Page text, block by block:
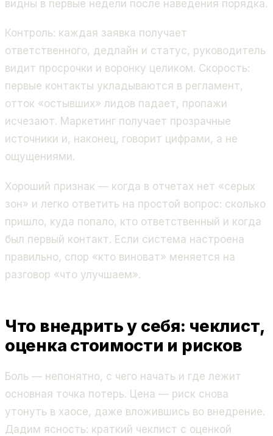
видны в первые недели после наведения порядка.
Контроль: каждая заявка получает
ответственного, дедлайн и статус, руководитель
видит просрочки и воронку целиком. Скорость:
первые контакты укладываются в регламент,
отток «остывших» лидов падает, пропажи
исчезают. Маркетинг получает прозрачные
источники и, наконец, говорит цифрами, а не
ощущениями.
Хороший признак — когда в отчетах нет «серых
зон» и легко ответить на простой вопрос: сколько
пришло, куда попало, кто ответственный и когда
был первый контакт. Если система настроена
правильно, спор «кто виноват» меняется на
разговор «что улучшаем».
Что внедрить у себя: чеклист,
оценка стоимости и рисков
Боль — непонятно, с чего начать и где лежит
основная точка потерь. Цена — риск снова
утонуть в хаосе, даже вложившись во внедрение.
Дадим ясность: краткий чеклист с оценкой